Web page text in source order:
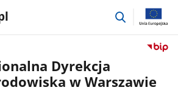
przejdź
Dyrekcja
w Warszawie